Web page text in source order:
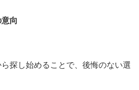
向
探し始めることで、後悔のない選